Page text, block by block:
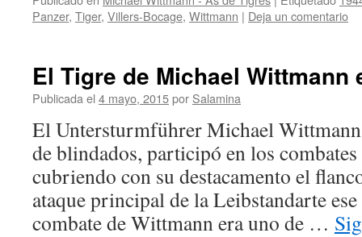
Panzer, Tiger, Villers-Bocage, Wittmann | Deja un comentario
El Tigre de Michael Wittmann
Publicada el 4 mayo, 2015por Salamina
El Untersturmführer Michael
de blindados, participó en los
cubriendo con su destacamento el
ataque principal de la Leibstandarte
combate de Wittmann era uno de …